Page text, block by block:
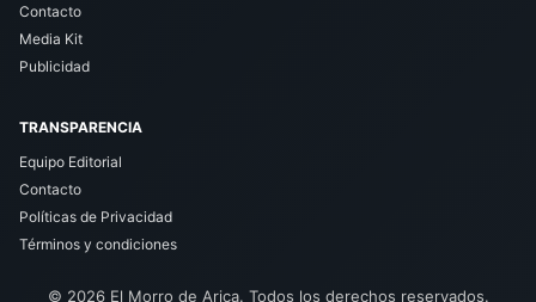
Contacto
Media Kit
Publicidad
TRANSPARENCIA
Equipo Editorial
Contacto
Políticas de Privacidad
Términos y condiciones
© 2026 El Morro de Arica. Todos los derechos reservados.